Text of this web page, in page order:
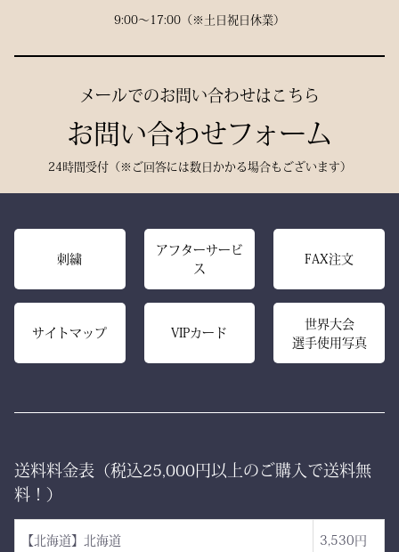
生地には、埼玉・武州の老
深みある色合いと、驚くほ
どの軽やかさを兼ね備え、
手にした瞬間、ふわりと温
もりを感じる風格ある仕上
がりです。
また、日本製の高精度アイ
ロン技術と熟練の縫製によ
り、
ち姿までも凛々しく映えま
日本が世界に誇る本物の
袴、その風合いをぜひご体
感ください。
「何だ、あれは？」と視線
感を放つ――それがベルベ
ットの力です。
派手ではない。だが、圧倒
的にかっこいい。
強い選手ほど、道具にも品
える竹刀袋です。
く守るクッション構造。
高密度ベルベットと日本製
「見た目だけ」では終わら
ます。
9:00〜17:00（※土日祝日休業）
メールでのお問い合わせはこちら
お問い合わせフォーム
24時間受付（※ご回答には数日かかる場合もございます）
刺繍
アフターサービ
ス
FAX注文
サイトマップ VIPカード
世界大会
選手使用写真
送料料金表（税込25,000円以上のご購入で送料無
料！）
【北海道】北海道 3,530円